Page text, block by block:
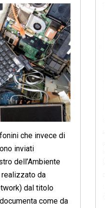
che invece di
inviati
dell’Ambiente
da
dal titolo
come da